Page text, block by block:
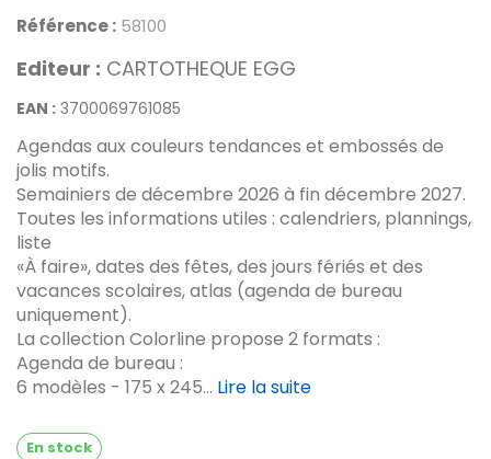
Référence : 58100
Editeur : CARTOTHEQUE EGG
EAN : 3700069761085
Agendas aux couleurs tendances et embossés de
jolis motifs.
Semainiers de décembre 2026 à fin décembre 2027.
Toutes les informations utiles : calendriers, plannings,
liste
«À faire», dates des fêtes, des jours fériés et des
vacances scolaires, atlas (agenda de bureau
uniquement).
La collection Colorline propose 2 formats :
Agenda de bureau :
6 modèles - 175 x 245... Lire la suite
En stock